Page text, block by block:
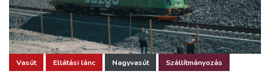
ELLÁTÁSI LÁNC
ZÖLDÚT
Vasút Ellátási lánc Nagyvasút Szállítmányozás